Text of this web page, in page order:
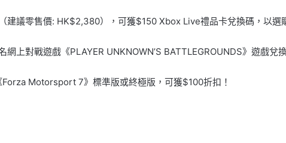
建議零售價: HK$2,380），可獲$150 Xbox Live禮品卡兌換碼，以選
上對戰遊戲《PLAYER UNKNOWN’S BATTLEGROUNDS》遊戲兌
Motorsport 7》標準版或終極版，可獲$100折扣！